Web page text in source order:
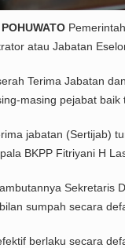
POHUWATO
atau Jabatan
Terima Jabatan
masing pejabat baik
jabatan (Sertijab)
BKPP Fitriyani H
Sekretaris
sumpah secara
berlaku secara